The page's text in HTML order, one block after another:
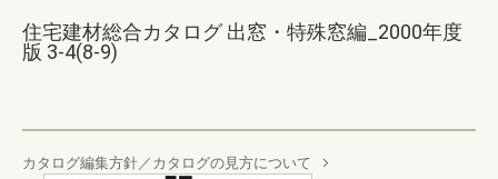
住宅建材総合カタログ 出窓・特殊窓編_2000年度
版 3-4(8-9)
カタログ編集方針／カタログの見方について